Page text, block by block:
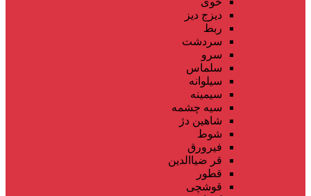
دیزج دیز
ربط
سردشت
سرو
سلماس
سیلوانه
سیمینه
سیه چشمه
شاهین دژ
شوط
فیرورق
قر ضیاالدین
قطور
قوشچی